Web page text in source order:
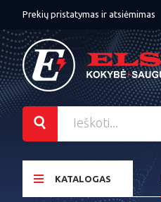
Prekių pristatymas ir atsiėmimas
KATALOGAS